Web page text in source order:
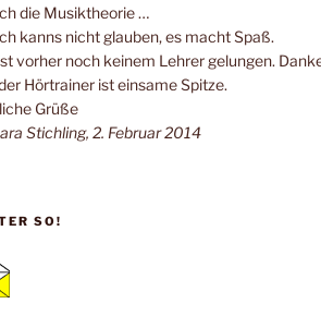
die Musiktheorie …
kanns nicht glauben, es macht Spaß.
vorher noch keinem Lehrer gelungen.
Hörtrainer ist einsame Spitze.
Grüße
Stichling, 2. Februar 2014
SO!